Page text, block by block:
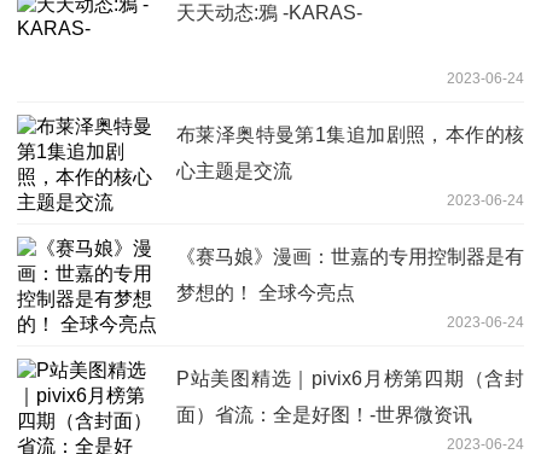
天天动态:鴉 -KARAS-
2023-06-24
布莱泽奥特曼第1集追加剧照，本作的核
心主题是交流
2023-06-24
《赛马娘》漫画：世嘉的专用控制器是有
梦想的！ 全球今亮点
2023-06-24
P站美图精选｜pivix6月榜第四期（含封
面）省流：全是好图！-世界微资讯
2023-06-24